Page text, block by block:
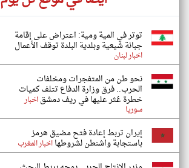
توتر في المية ومية: اعتراض على إقامة
جبانة شيعية وبلدية البلدة توقف الأعمال
اخبار لبنان
نحو طن من المتفجرات ومخلفات
الحرب.. فرق وزارة الدفاع تتلف كميات
خطرة عُثر عليها في ريف دمشقاخبار
سوريا
إيران تربط إعادة فتح مضيق هرمز
باستجابة واشنطن لشروطهااخبار المغرب